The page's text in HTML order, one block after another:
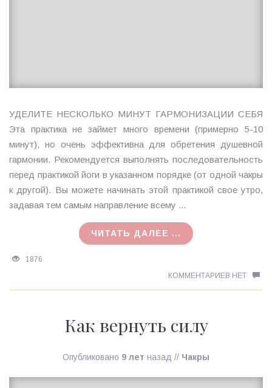
УДЕЛИТЕ НЕСКОЛЬКО МИНУТ ГАРМОНИЗАЦИИ СЕБЯ
Эта практика не займет много времени (примерно 5-10
минут), но очень эффективна для обретения душевной
гармонии. Рекомендуется выполнять последовательность
перед практикой йоги в указанном порядке (от одной чакры
к другой). Вы можете начинать этой практикой свое утро,
задавая тем самым направление всему ...
ЧИТАТЬ ДАЛЕЕ ...
1876
КОММЕНТАРИЕВ НЕТ
Как вернуть силу
Опубликовано 9 лет назад // Чакры